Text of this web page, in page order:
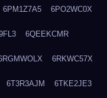
6PM1Z7A5 6PO2WC0X
6QEEKCMR
6RKWC57X
6T3R3AJM 6TKE2JE3